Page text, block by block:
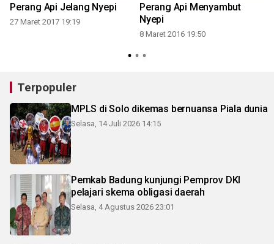
Perang Api Jelang Nyepi
27 Maret 2017 19:19
Perang Api Menyambut
Nyepi
8 Maret 2016 19:50
Terpopuler
MPLS di Solo dikemas bernuansa Piala dunia
Selasa, 14 Juli 2026 14:15
Pemkab Badung kunjungi Pemprov DKI
pelajari skema obligasi daerah
Selasa, 4 Agustus 2026 23:01